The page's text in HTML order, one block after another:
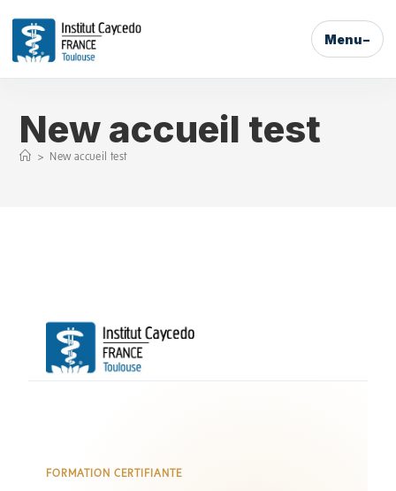
Menu
New accueil test
> New accueil test
FORMATION CERTIFIANTE